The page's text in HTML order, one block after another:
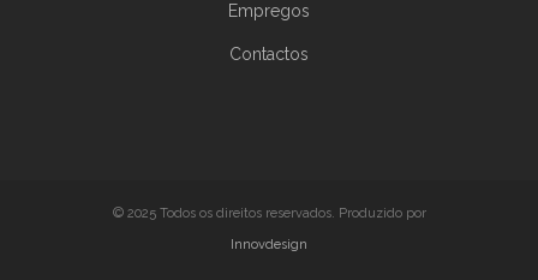
Empregos
Contactos
© 2025 Todos os direitos reservados. Produzido por
Innovdesign